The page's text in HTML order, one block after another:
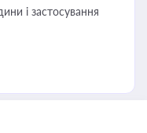
і застосування